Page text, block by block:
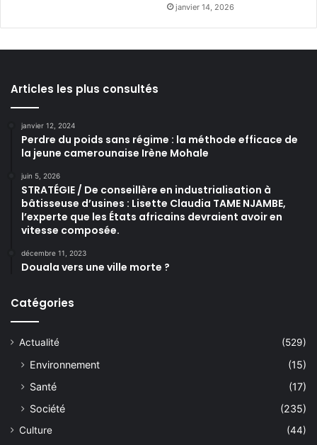
janvier 14, 2026
Articles les plus consultés
janvier 12, 2024
Perdre du poids sans régime : la méthode efficace de
la jeune camerounaise Irène Mohale
juin 5, 2026
STRATÉGIE / De conseillère en industrialisation à
bâtisseuse d’usines : Lisette Claudia TAME NJAMBE,
l’experte que les États africains devraient avoir en
vitesse composée.
décembre 11, 2023
Douala vers une ville morte ?
Catégories
Actualité (529)
Environnement
(15)
Santé
(17)
Société
(235)
Culture
(44)